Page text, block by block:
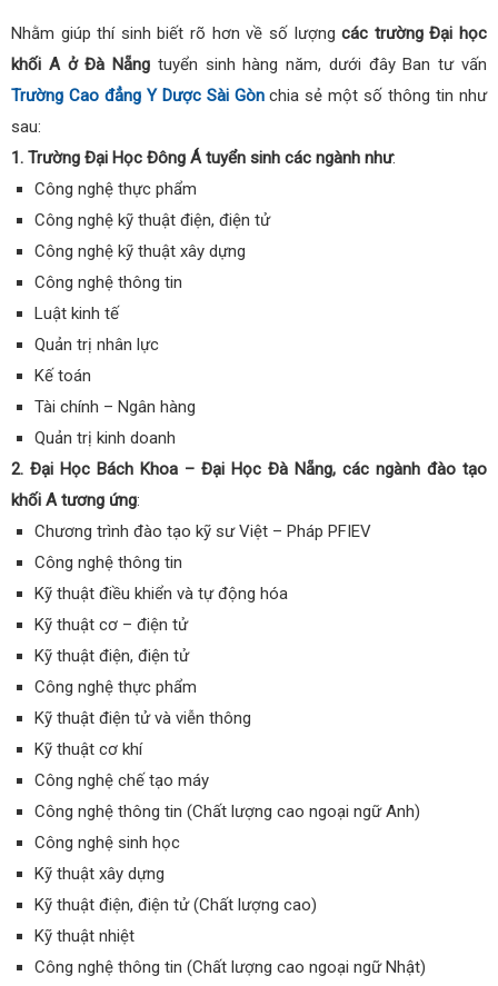
Nhằm giúp thí sinh biết rõ hơn về số lượng các trường Đại học
khối A ở Đà Nẵng tuyển sinh hàng năm, dưới đây Ban tư vấn
Trường Cao đẳng Y Dược Sài Gònchia sẻ một số thông tin như
sau:
1. Trường Đại Học Đông Á tuyển sinh các ngành như:
Công nghệ thực phẩm
Công nghệ kỹ thuật điện, điện tử
Công nghệ kỹ thuật xây dựng
Công nghệ thông tin
Luật kinh tế
Quản trị nhân lực
Kế toán
Tài chính – Ngân hàng
Quản trị kinh doanh
2. Đại Học Bách Khoa – Đại Học Đà Nẵng, các ngành đào tạo
khối A tương ứng:
Chương trình đào tạo kỹ sư Việt – Pháp PFIEV
Công nghệ thông tin
Kỹ thuật điều khiển và tự động hóa
Kỹ thuật cơ – điện tử
Kỹ thuật điện, điện tử
Công nghệ thực phẩm
Kỹ thuật điện tử và viễn thông
Kỹ thuật cơ khí
Công nghệ chế tạo máy
Công nghệ thông tin (Chất lượng cao ngoại ngữ Anh)
Công nghệ sinh học
Kỹ thuật xây dựng
Kỹ thuật điện, điện tử (Chất lượng cao)
Kỹ thuật nhiệt
Công nghệ thông tin (Chất lượng cao ngoại ngữ Nhật)